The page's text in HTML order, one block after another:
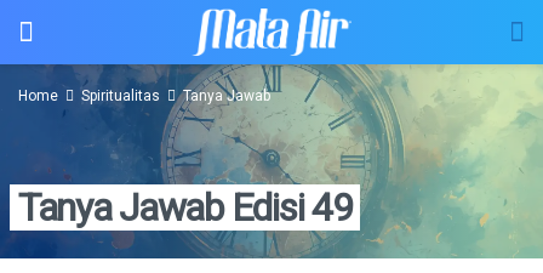
Home Spiritualitas Tanya Jawab
Tanya Jawab Edisi 49